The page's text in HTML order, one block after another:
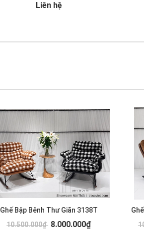
Liên hệ
Ghế Bập Bênh Thư Giãn 3138T
10.500.000₫ 8.000.000₫